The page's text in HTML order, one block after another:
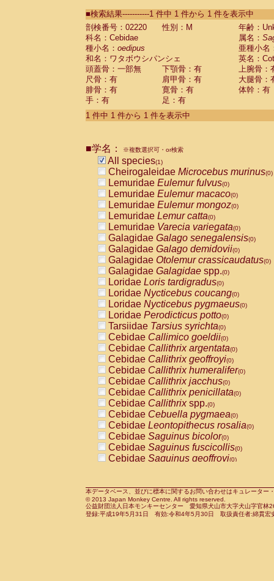
CebidaeSaguinus labiatus(0)
Cebidae Saguinus leucopus (0)
Cebidae
Cebidae
CebidaeSaguinus nigricollis (0)
Cebidae Saguinus oedipus
Cebidae Saguinus weddelli
Cebidae Saguinusspp.
Cebidae Aotus trivirgatus
Cebidae Cebus albifrons
CebidaeCebus nigrivittatus
CebidaeCebus
CebidaeSaimiri boliviensis(0)
CebidaeSaimiri sciureus(0)
AtelidaeAlouatta caraya(0)
AtelidaeAlouatta fusca(0)
AtelidaeAlouatta seniculus
AtelidaeAlouattaspp.(0)
AtelidaeAteles belzebuth(0)
AtelidaeAteles geoffroyi(0)
AtelidaeAteles paniscus(0)
AtelidaeAtelesspp.(0)
Atelidae Lagothrix lagothricha
AtelidaeLagothrix lagothricha cana
PitheciidaeCacajao calvus
PitheciidaeCallicebus cupreus
PitheciidaeCallicebus donacophilus
PitheciidaeCallicebus moloch
PitheciidaeCallicebus torquatus
PitheciidaeCallicebusspp.(0)
PitheciidaeChiropotes satanas(0)
PitheciidaePithecia monachus
PitheciidaePithecia pithecia(0)
CercopithecidaeCercocebus agilis
CercopithecidaeCercocebus
CercopithecidaeCercocebus
CercopithecidaeCercocebus
CercopithecidaeCercocebus
CercopithecidaeCercocebushybrid
CercopithecidaePapio anubis(0)
CercopithecidaePapio cynocephalus
CercopithecidaePapio hamadryas(0)
■検索結果-----------1 件中 1 件から 1 件を表示中
剖検番号：02220
性別：M
年齢：
科名：Cebidae
属名：
種小名： oedipus
亜種小名
和名：ワタボウシパンシェ
英名：
頭蓋骨：一部無
下顎骨：有
上腕骨：
尺骨：有
肩甲骨：有
大腿骨：
腓骨：有
寛骨：有
体幹：有
手：有
足：有
1 件中 1 件から 1 件を表示中
■学名： ※複数選択可・or検索
All species(1)
Cheirogaleidae Microcebus murinus(0)
Lemuridae Eulemur fulvus(0)
Lemuridae Eulemur macaco(0)
Lemuridae Eulemur mongoz(0)
Lemuridae Lemur catta(0)
Lemuridae Varecia variegata(0)
Galagidae Galago senegalensis(0)
Galagidae Galago demidovii(0)
Galagidae Otolemur crassicaudatus(0)
Galagidae Galagidae spp.(0)
Loridae Loris tardigradus(0)
Loridae Nycticebus coucang(0)
Loridae Nycticebus pygmaeus(0)
Loridae Perodicticus potto(0)
Tarsiidae Tarsius syrichta(0)
Cebidae Callimico goeldii(0)
Cebidae Callithrix argentata(0)
Cebidae Callithrix geoffroyi(0)
Cebidae Callithrix humeralifer(0)
Cebidae Callithrix jacchus(0)
Cebidae Callithrix penicillata(0)
Cebidae Callithrixspp.(0)
Cebidae Cebuella pygmaea(0)
Cebidae Leontopithecus rosalia(0)
Cebidae Saguinus bicolor(0)
Cebidae Saguinus fuscicollis(0)
Cebidae Saguinus geoffroyi(0)
CebidaeSaguinus leucopus(0)
CebidaeSaguinus midas(0)
Cebidae Saguinus mystax(0)
本データベース、並びに標本に関するお問い合わせはキュレータ
© 2013 Japan Monkey Centre. All rights reserved.
公益財団法人日本モンキーセンター 愛知県犬山市大字犬山字官
登録:平成19年5月31日 有効:令和4年5月30日 取扱責任者:綿貫宏